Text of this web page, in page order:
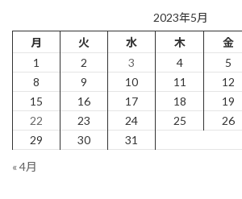
2023年5月
月
火 水 木 金
1
2 3 4 5
8
9 10 11 12
15
16 17 18 19
22
23 24 25 26
29
30
31
« 4月